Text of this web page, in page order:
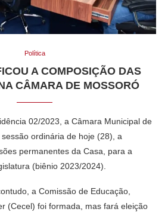
Política
A COMPOSIÇÃO DAS
CÂMARA DE MOSSORÓ
02/2023, a Câmara Municipal de
ordinária de hoje (28), a
permanentes da Casa, para a
(biênio 2023/2024).
a Comissão de Educação,
(Cecel) foi formada, mas fará eleição